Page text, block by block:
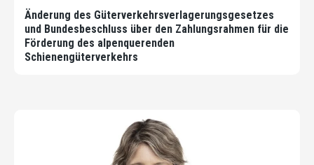
Änderung des Güterverkehrsverlagerungsgesetzes
und Bundesbeschluss über den Zahlungsrahmen für die
Förderung des alpenquerenden
Schienengüterverkehrs